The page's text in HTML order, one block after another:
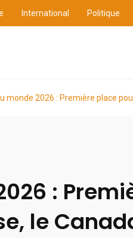
International Politique
monde 2026 : Première place
:
le